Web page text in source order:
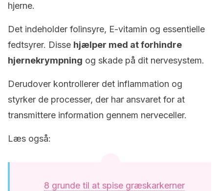
hjerne.
Det indeholder folinsyre, E-vitamin og essentielle
fedtsyrer. Disse hjælper med at forhindre
hjernekrympning og skade på dit nervesystem.
Derudover kontrollerer det inflammation og
styrker de processer, der har ansvaret for at
transmittere information gennem nerveceller.
Læs også:
8 grunde til at spise græskarkerner